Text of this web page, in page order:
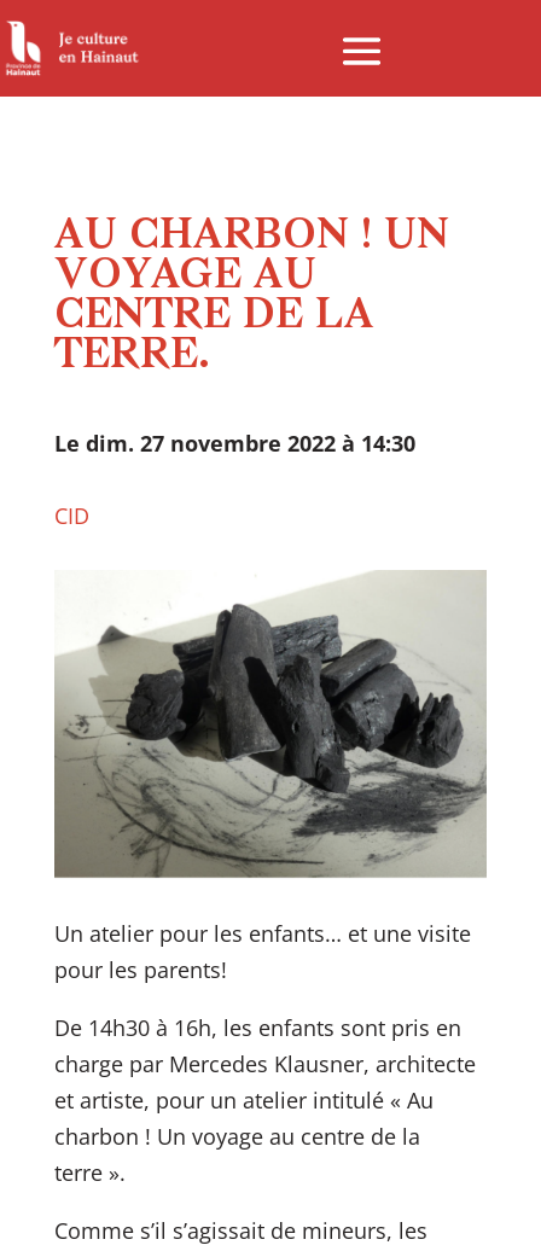
Panneau de gestion des cookies
AU CHARBON ! UN
VOYAGE AU
CENTRE DE LA
TERRE.
Le dim. 27 novembre 2022 à 14:30
CID
Un atelier pour les enfants… et une visite
pour les parents!
De 14h30 à 16h, les enfants sont pris en
charge par Mercedes Klausner, architecte
et artiste, pour un atelier intitulé « Au
charbon ! Un voyage au centre de la
terre ».
Comme s’il s’agissait de mineurs, les